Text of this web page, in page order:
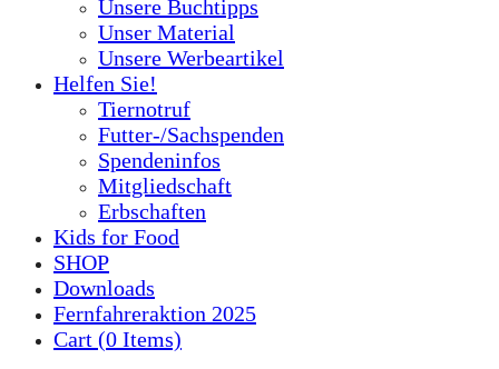
Unsere Buchtipps
Unser Material
Unsere Werbeartikel
Helfen Sie!
Tiernotruf
Futter-/Sachspenden
Spendeninfos
Mitgliedschaft
Erbschaften
Kids for Food
SHOP
Downloads
Fernfahreraktion 2025
Cart (0 Items)